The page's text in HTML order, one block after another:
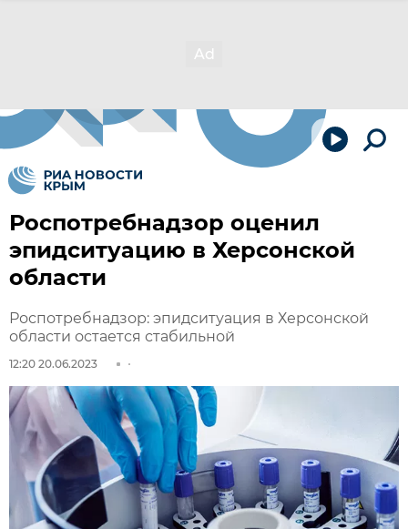
Роспотребнадзор оценил
эпидситуацию в Херсонской
области
Роспотребнадзор: эпидситуация в Херсонской
области остается стабильной
12:20 20.06.2023